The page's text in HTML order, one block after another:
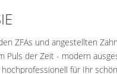
ZFAs und angestellten
Puls der Zeit - modern
für Ihr